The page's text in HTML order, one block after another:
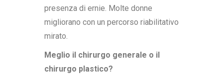
presenza di ernie. Molte donne
migliorano con un percorso riabilitativo
mirato.
Meglio il chirurgo generale o il
chirurgo plastico?